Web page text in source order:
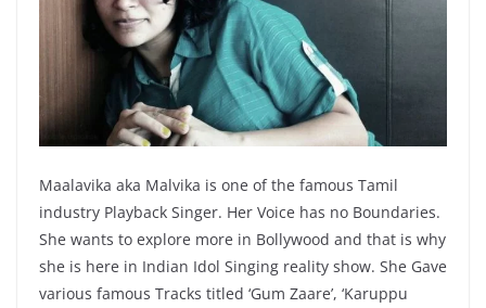
Maalavika aka Malvika is one of the famous Tamil
industry Playback Singer. Her Voice has no Boundaries.
She wants to explore more in Bollywood and that is why
she is here in Indian Idol Singing reality show. She Gave
various famous Tracks titled ‘Gum Zaare’, ‘Karuppu